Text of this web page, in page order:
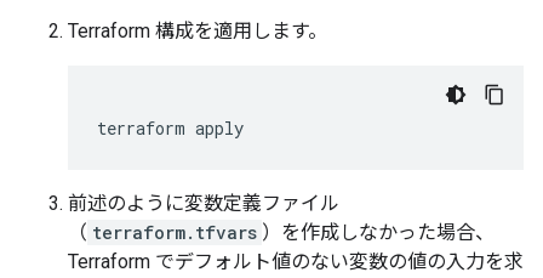
Terraform 構成を適用します。
前述のように変数定義ファイル
（ terraform.tfvars ）を作成しなかった場合、
Terraform でデフォルト値のない変数の値の入力を求